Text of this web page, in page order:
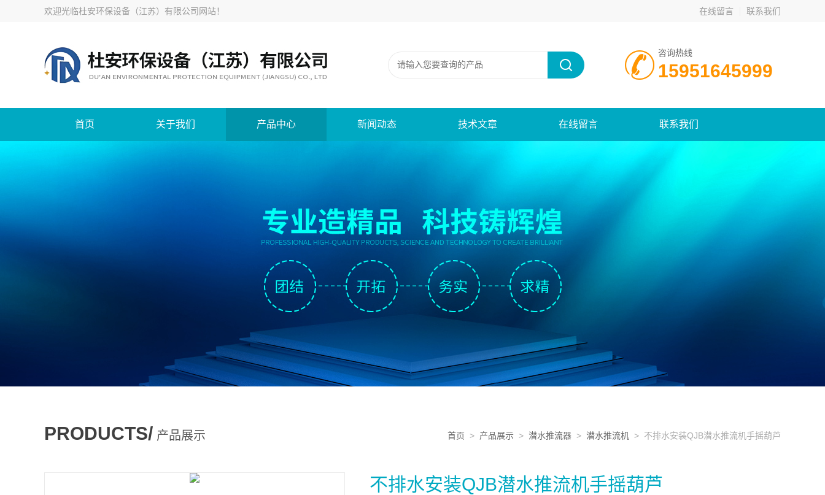
欢迎光临杜安环保设备（江苏）有限公司网站！ 在线留言 联系我们
咨询热线
15951645999
首页 关于我们 产品中心 新闻动态 技术文章 在线留言 联系我们
PRODUCTS/ 产品展示 首页 > 产品展示 > 潜水推流器 > 潜水推流机 > 不排水安装QJB潜水推流机手摇葫芦
不排水安装QJB潜水推流机手摇葫芦